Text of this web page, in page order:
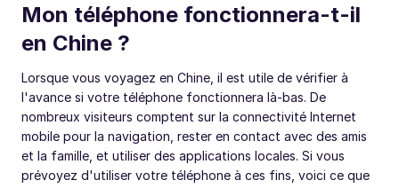
Mon téléphone fonctionnera-t-il
en Chine ?
Lorsque vous voyagez en Chine, il est utile de vérifier à
l'avance si votre téléphone fonctionnera là-bas. De
nombreux visiteurs comptent sur la connectivité Internet
mobile pour la navigation, rester en contact avec des amis
et la famille, et utiliser des applications locales. Si vous
prévoyez d'utiliser votre téléphone à ces fins, voici ce que